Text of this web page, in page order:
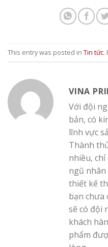
This entry was posted in Tin tức.
VINA
Với đội
bản, có
lĩnh vực
Thành
nhiều,
ngũ nhân
thiết kế
bạn chưa
sẽ có đội
khách
phẩm